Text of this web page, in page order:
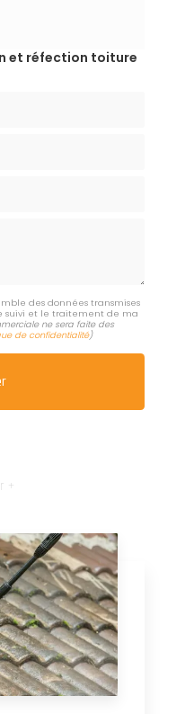
et réfection toiture
des données transmises
suivi et le traitement de ma
ne sera faite des
de confidentialité)
+